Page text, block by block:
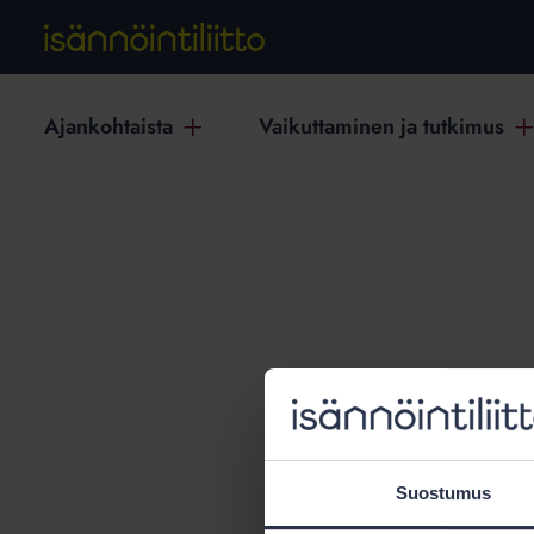
Suostumus
Ajankohtaista Vaikuttaminen ja tutkimus